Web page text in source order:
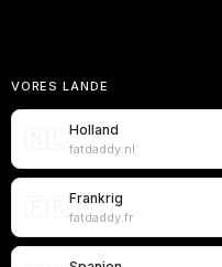
VORES LANDE
Holland
fatdaddy.nl
Frankrig
fatdaddy.fr